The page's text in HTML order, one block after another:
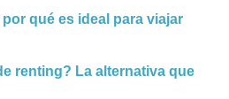
qué es ideal para viajar
renting? La alternativa que